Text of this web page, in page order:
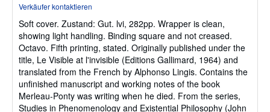
5
Sternen
Verkäufer kontaktieren
Soft cover. Zustand: Gut. lvi, 282pp. Wrapper is clean,
showing light handling. Binding square and not creased.
Octavo. Fifth printing, stated. Originally published under the
title, Le Visible at l'invisible (Editions Gallimard, 1964) and
translated from the French by Alphonso Lingis. Contains the
unfinished manuscript and working notes of the book
Merleau-Ponty was writing when he died. From the series,
Studies in Phenomenology and Existential Philosophy (John